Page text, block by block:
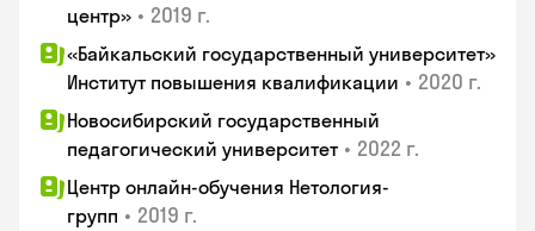
центр» • 2019 г.
«Байкальский государственный университет»
Институт повышения квалификации • 2020 г.
Новосибирский государственный
педагогический университет • 2022 г.
Центр онлайн-обучения Нетология-
групп • 2019 г.